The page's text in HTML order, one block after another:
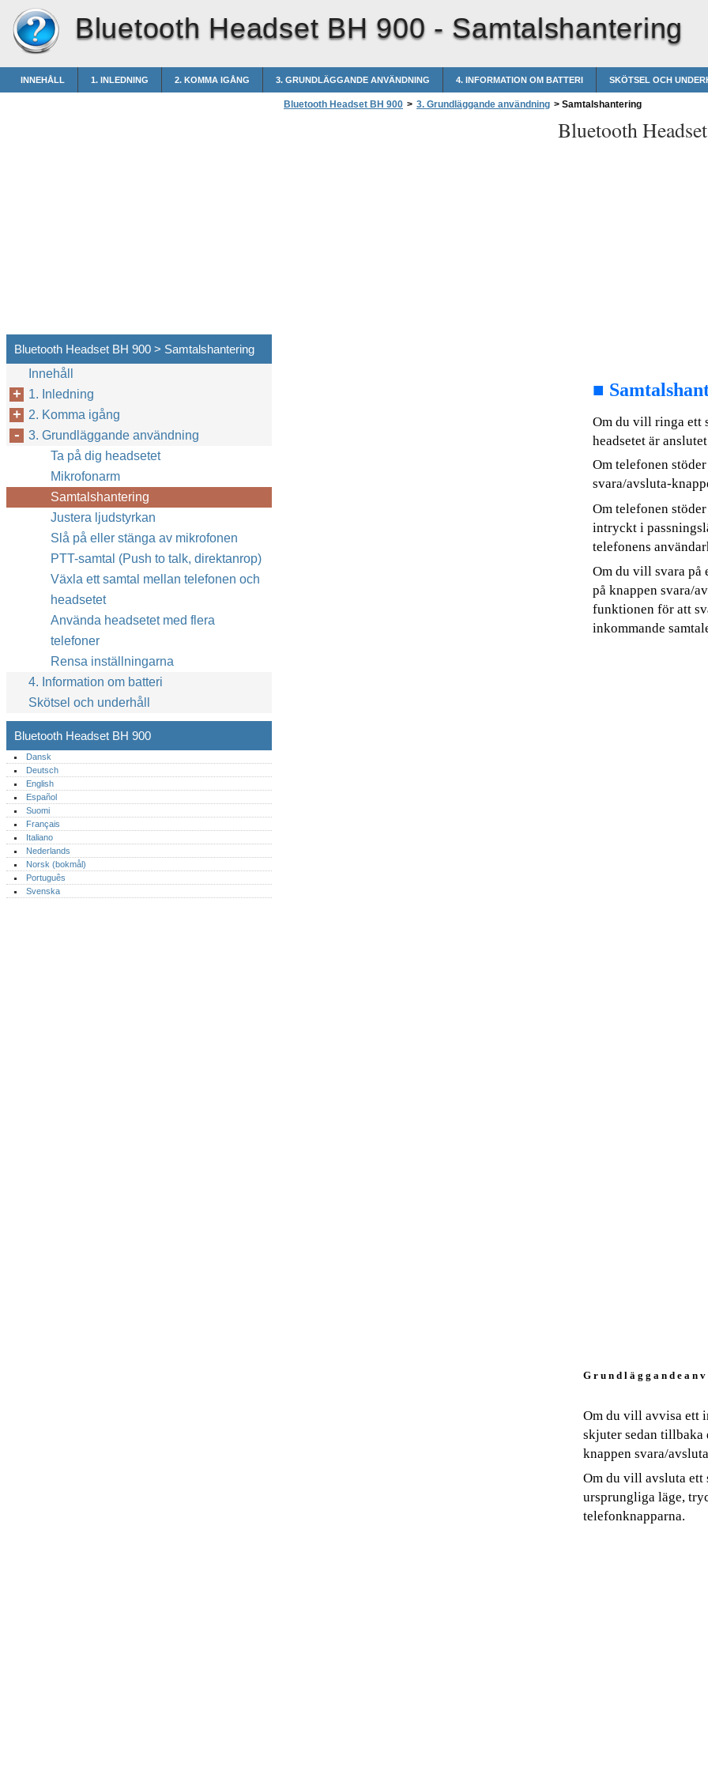
Bluetooth Headset BH 900 - Samtalshantering
INNEHÅLL 1. INLEDNING 2. KOMMA IGÅNG 3. GRUNDLÄGGANDE ANVÄNDNING 4. INFORMATION OM BATTERI SKÖTSEL OCH
Bluetooth Headset BH 900 > 3. Grundläggande användning > Samtalshantering
Bluetooth
■
Om du vill ringa ett
headsetet är
Om telefonen
svara/avsluta-
Om telefonen
intryckt i
telefonens
Om du vill svara på
på knappen svara/
funktionen för att
inkommande
G r u n d l ä g g a n d e a n v
Om du vill avvisa ett
skjuter sedan tillbaka
knappen svara/
Om du vill avsluta ett
ursprungliga läge,
telefonknapparna.
Bluetooth Headset BH 900 > Samtalshantering
Innehåll
1. Inledning
2. Komma igång
3. Grundläggande användning
Ta på dig headsetet
Mikrofonarm
Samtalshantering
Justera ljudstyrkan
Slå på eller stänga av mikrofonen
PTT-samtal (Push to talk, direktanrop)
Växla ett samtal mellan telefonen och
headsetet
Använda headsetet med flera
telefoner
Rensa inställningarna
4. Information om batteri
Skötsel och underhåll
Bluetooth Headset BH 900
Dansk
Deutsch
English
Español
Suomi
Français
Italiano
Nederlands
Norsk (bokmål)‎
Português‎
Svenska